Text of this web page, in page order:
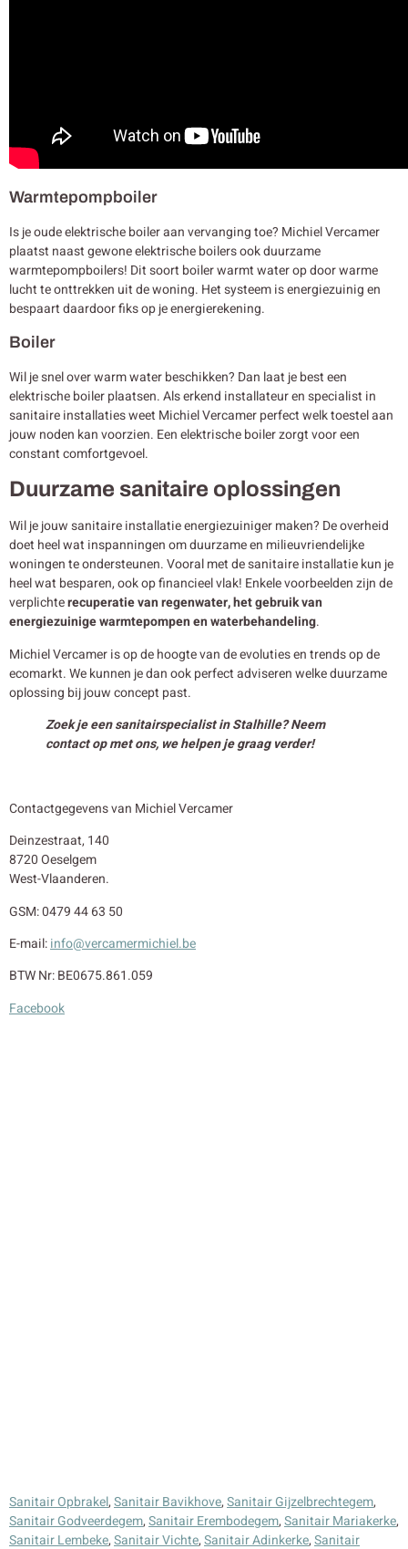
Warmtepompboiler
Is je oude elektrische boiler aan vervanging toe? Michiel Vercamer
plaatst naast gewone elektrische boilers ook duurzame
warmtepompboilers! Dit soort boiler warmt water op door warme
lucht te onttrekken uit de woning. Het systeem is energiezuinig en
bespaart daardoor fiks op je energierekening.
Boiler
Wil je snel over warm water beschikken? Dan laat je best een
elektrische boiler plaatsen. Als erkend installateur en specialist in
sanitaire installaties weet Michiel Vercamer perfect welk toestel aan
jouw noden kan voorzien. Een elektrische boiler zorgt voor een
constant comfortgevoel.
Duurzame sanitaire oplossingen
Wil je jouw sanitaire installatie energiezuiniger maken? De overheid
doet heel wat inspanningen om duurzame en milieuvriendelijke
woningen te ondersteunen. Vooral met de sanitaire installatie kun je
heel wat besparen, ook op financieel vlak! Enkele voorbeelden zijn de
verplichterecuperatie van regenwater, het gebruik van
energiezuinige warmtepompen en waterbehandeling.
Michiel Vercamer is op de hoogte van de evoluties en trends op de
ecomarkt. We kunnen je dan ook perfect adviseren welke duurzame
oplossing bij jouw concept past.
Zoek je een sanitairspecialist in Stalhille? Neem
contact op met ons, we helpen je graag verder!
Contactgegevens van Michiel Vercamer
Deinzestraat, 140
8720 Oeselgem
West-Vlaanderen.
GSM: 0479 44 63 50
E-mail:info@vercamermichiel.be
BTW Nr: BE0675.861.059
Facebook
Sanitair Opbrakel,Sanitair Bavikhove,Sanitair Gijzelbrechtegem,
Sanitair Godveerdegem,Sanitair Erembodegem,Sanitair Mariakerke,
Sanitair Lembeke,Sanitair Vichte,Sanitair Adinkerke,Sanitair